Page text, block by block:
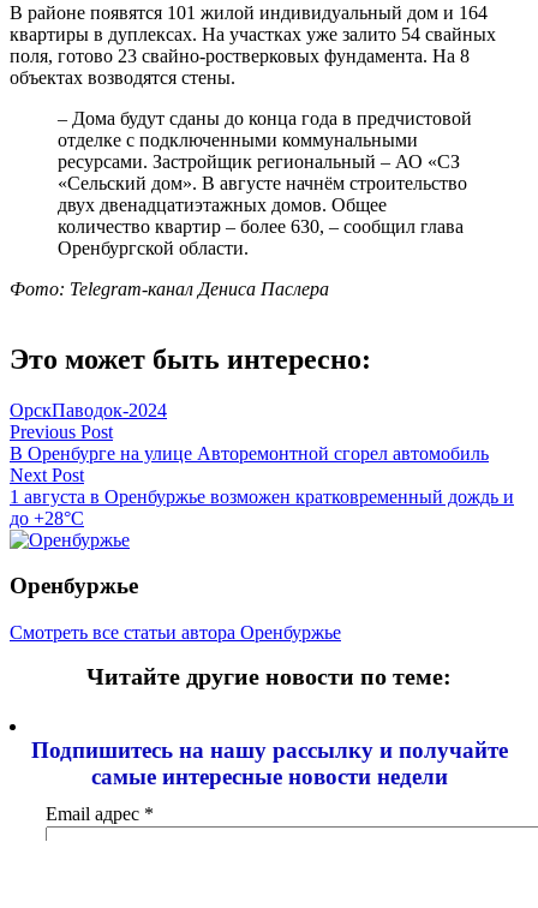
В районе появятся 101 жилой индивидуальный дом и 164
квартиры в дуплексах. На участках уже залито 54 свайных
поля, готово 23 свайно-ростверковых фундамента. На 8
объектах возводятся стены.
– Дома будут сданы до конца года в предчистовой
отделке с подключенными коммунальными
ресурсами. Застройщик региональный – АО «СЗ
«Сельский дом». В августе начнём строительство
двух двенадцатиэтажных домов. Общее
количество квартир – более 630, – сообщил глава
Оренбургской области.
Фото: Telegram-канал Дениса Паслера
Это может быть интересно:
ОрскПаводок-2024
Навигация
по
записям
Previous Post
В Оренбурге на улице Авторемонтной сгорел автомобиль
Next Post
1 августа в Оренбуржье возможен кратковременный дождь и
до +28°C
Оренбуржье
Смотреть все статьи автора Оренбуржье
Читайте другие новости по теме:
Подпишитесь на нашу рассылку и получайте
самые интересные новости недели
Email адрес *